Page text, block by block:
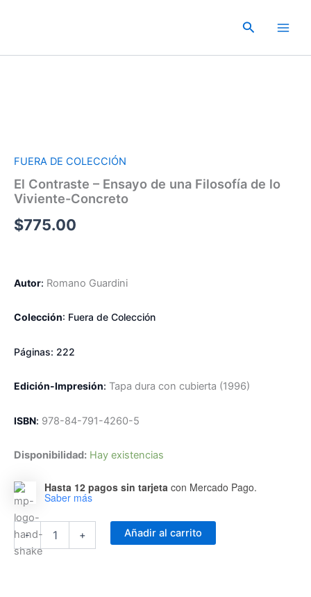
Buscar
FUERA DE COLECCIÓN
El Contraste – Ensayo de una Filosofía de lo
Viviente-Concreto
$775.00
Autor: Romano Guardini
Colección: Fuera de Colección
Páginas: 222
Edición-Impresión: Tapa dura con cubierta (1996)
ISBN: 978-84-791-4260-5
Disponibilidad: Hay existencias
Hasta 12 pagos sin tarjeta con Mercado Pago.
Saber más
-
Contraste
-
+ Añadir al carrito